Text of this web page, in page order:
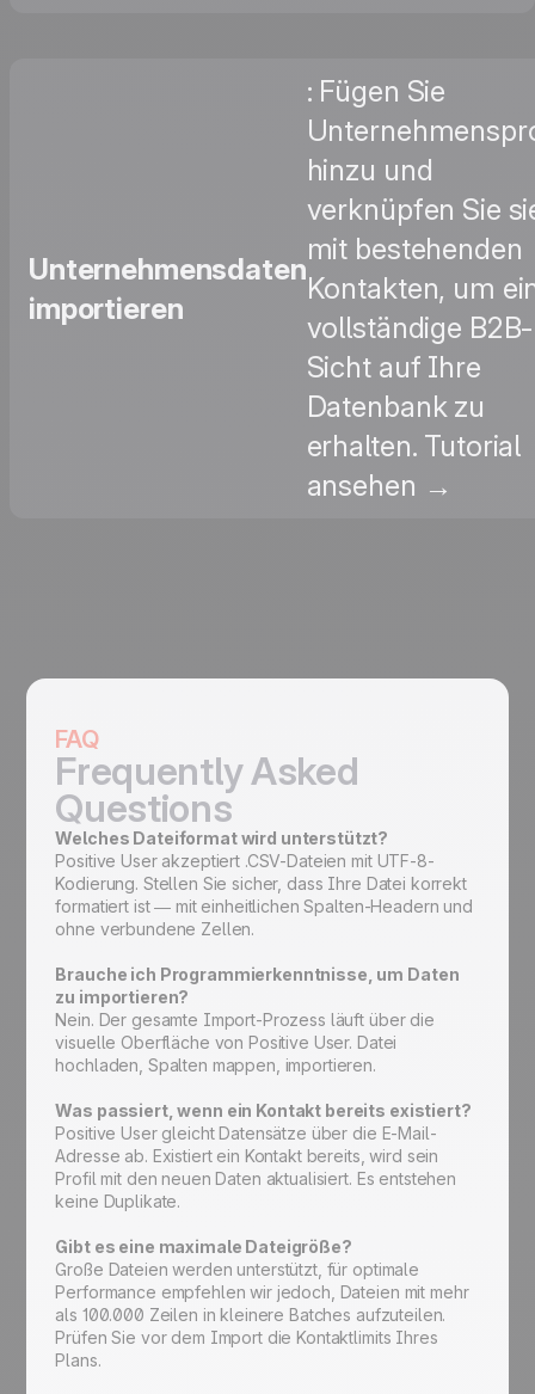
Unternehmensdaten
importieren
: Fügen Sie
hinzu und
verknüpfen Sie
mit bestehenden
Kontakten, um
vollständige B2B-
Sicht auf Ihre
Datenbank zu
erhalten. Tutorial
ansehen →
FAQ
Frequently Asked
Questions
Welches Dateiformat wird unterstützt?
Positive User akzeptiert .CSV-Dateien mit UTF-8-
Kodierung. Stellen Sie sicher, dass Ihre Datei korrekt
formatiert ist — mit einheitlichen Spalten-Headern und
ohne verbundene Zellen.
Brauche ich Programmierkenntnisse, um Daten
zu importieren?
Nein. Der gesamte Import-Prozess läuft über die
visuelle Oberfläche von Positive User. Datei
hochladen, Spalten mappen, importieren.
Was passiert, wenn ein Kontakt bereits existiert?
Positive User gleicht Datensätze über die E-Mail-
Adresse ab. Existiert ein Kontakt bereits, wird sein
Profil mit den neuen Daten aktualisiert. Es entstehen
keine Duplikate.
Gibt es eine maximale Dateigröße?
Große Dateien werden unterstützt, für optimale
Performance empfehlen wir jedoch, Dateien mit mehr
als 100.000 Zeilen in kleinere Batches aufzuteilen.
Prüfen Sie vor dem Import die Kontaktlimits Ihres
Plans.